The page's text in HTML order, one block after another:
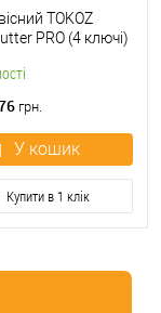
TOKOZ
PRO (4 ключі)
грн.
У кошик
Купити в 1 клік